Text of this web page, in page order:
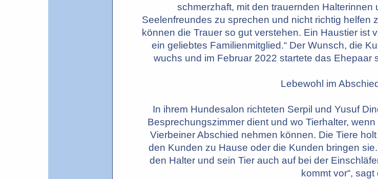
schmerzhaft, mit den trauernden Halterinnen
Seelenfreundes zu sprechen und nicht richtig helfen
können die Trauer so gut verstehen. Ein Haustier ist
ein geliebtes Familienmitglied.“ Der Wunsch, die
wuchs und im Februar 2022 startete das Ehepaar
Lebewohl im
In ihrem Hundesalon richteten Serpil und Yusuf
Besprechungszimmer dient und wo Tierhalter,
Vierbeiner Abschied nehmen können. Die Tiere
den Kunden zu Hause oder die Kunden bringen
den Halter und sein Tier auch auf bei der
kommt vor“, sagt